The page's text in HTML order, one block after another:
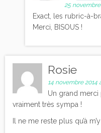
25 novembre
Exact, les rubric-à-
Merci, BISOUS !
Rosie
14 novembre 2014
Un grand merci
vraiment très sympa !
Il ne me reste plus qu’à